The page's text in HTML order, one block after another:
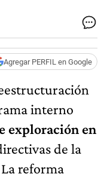
Agregar PERFIL en Google
interno
exploración en
de la
reforma